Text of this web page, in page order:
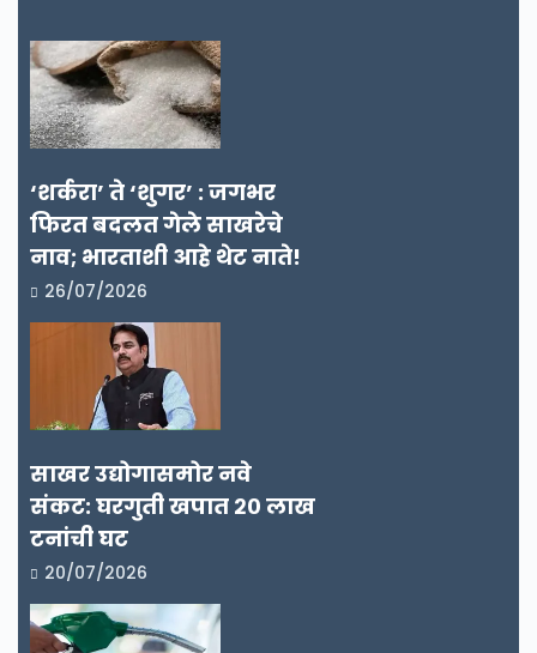
‘शर्करा’ ते ‘शुगर’ : जगभर
फिरत बदलत गेले साखरेचे
नाव; भारताशी आहे थेट नाते!
26/07/2026
साखर उद्योगासमोर नवे
संकट: घरगुती खपात २० लाख
टनांची घट
20/07/2026